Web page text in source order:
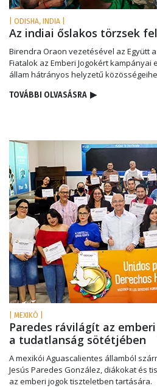
| ODISHA, INDIA |
Az indiai őslakos törzsek
Birendra Oraon vezetésével az Együtt
Fiatalok az Emberi Jogokért kampányai
állam hátrányos helyzetű
TOVÁBBI OLVASÁSRA ▶
| MEXIKÓ |
Paredes rávilágít az
a tudatlanság sötétjében
A mexikói Aguascalientes államból
Jesús Paredes González, diákokat és
az emberi jogok tiszteletben tartására.